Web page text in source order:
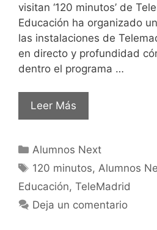
visitan ‘120 minutos’ de
Educación ha organizado
las instalaciones de
en directo y profundidad
dentro el programa …
Leer Más
Alumnos Next
120 minutos,Alumnos
Educación, TeleMadrid
Deja un comentario